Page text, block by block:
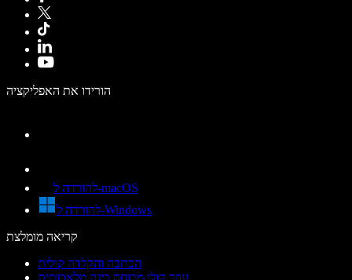
הורידו את האפליקציה
להורדה ל-macOS
להורדה ל-Windows
קריאה מומלצת
הכתבה והקלדה קולית
עוזר קולי מבוסס בינה מלאכותית